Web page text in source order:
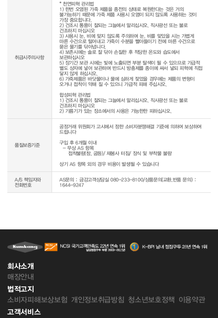
취급시주의사항
* 천연피혁 관리법
1) 한번 오염된 가죽 제품을 종전의 상태로 복원한다는 것은 거의
불가능하기 때문에 가죽 제품 사용시 오염이 되지 않도록 사용하는 것이
가장 중요합니다.
2) 건조시 통풍이 잘되는 그늘에서 말리십시오. 직사광선 또는 불로
건조하지 마십시오
3) 사용시 눈, 비에 맞지 않도록 주의하며 눈, 비를 맞았을 시는 가볍게
마른 수건으로 털어내고 가죽이 수분을 빨아들이기 전에 마른 수건으로
묻은 물기를 닦아냅니다.
4) 보존시에는 솔로 잘 닦아 손질한 후 적당한 온도와 습도에서
보관하십시오
5) 장기간 보관 시에는 빛에 노출되면 부분 탈색이 될 수 있으므로 가급적
별도 상자에 넣어 보관하며 반드시 방충제를 종이에 싸서 넣되 피혁에 직접
닿지 않게 하십시오.
6) 가죽제품은 바닷물이나 물에 심하게 젖었을 경우에는 제품의 변형이
오거나 접착이 약해 질 수 있으니 가급적 피해 주십시오.
합성피혁 관리법
1) 건조시 통풍이 잘되는 그늘에서 말리십시오. 직사광선 또는 불로
건조하지 마십시오
품질보증기준
공정거래 위원회가 고시에서 정한 소비자분쟁해결 기준에 의하여 보상하여
드립니다
구입 후 6개월 이내
  - 무상 AS 항목
상기 AS 항목 외의 경우 비용이 발생될 수 있습니다
A/S 책임자와
전화번호
AS문의 : 금강고객상담실 080-233-8100/상품문의(교환,반품 문의) :
1644-9247
회사소개
매장안내
법적고지
소비자피해보상보험 개인정보취급방침 청소년보호정책 이용약관
고객서비스